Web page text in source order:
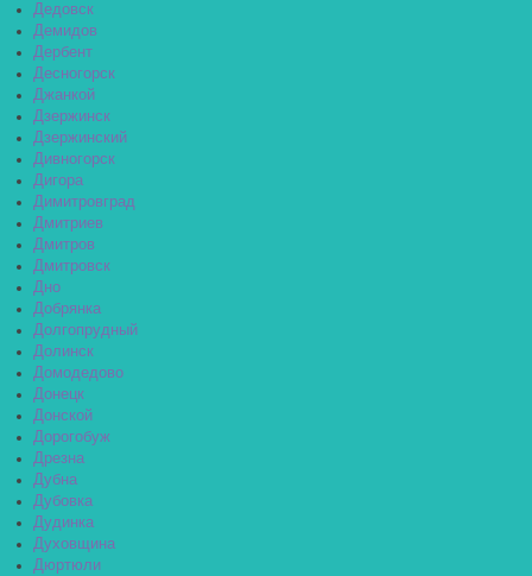
Дедовск
Демидов
Дербент
Десногорск
Джанкой
Дзержинск
Дзержинский
Дивногорск
Дигора
Димитровград
Дмитриев
Дмитров
Дмитровск
Дно
Добрянка
Долгопрудный
Долинск
Домодедово
Донецк
Донской
Дорогобуж
Дрезна
Дубна
Дубовка
Дудинка
Духовщина
Дюртюли